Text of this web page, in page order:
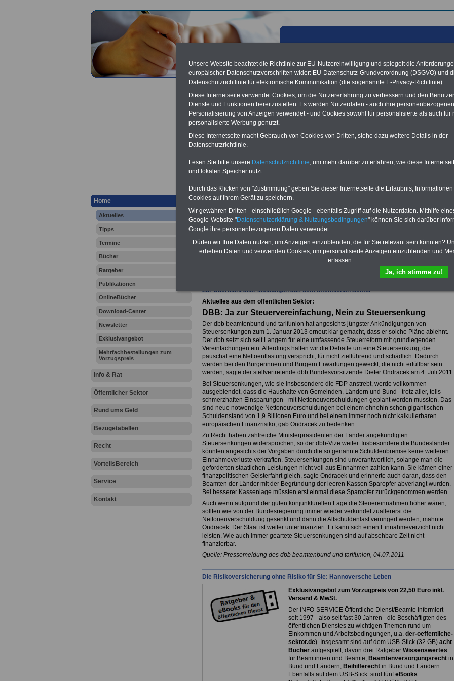
Home
Aktuelles
Tipps
Termine
Bücher
Ratgeber
Publikationen
OnlineBücher
Download-Center
Newsletter
Exklusivangebot
Mehrfachbestellungen zum
Vorzugspreis
Info & Rat
Öffentlicher Sektor
Rund ums Geld
Bezügetabellen
Recht
VorteilsBereich
Service
Kontakt
Aktuelles aus der öffentlichen Verwaltung: DBB: Ja zur
Steuervereinfachung, Nein zu Steuersenkung; 04.07.2011
Vorteile für den
öffentlichen Dienst
Vergleichen und sparen:
Berufsunfähigkeitsabsicherung
-Krankenzusatzversicherung-
Online-Vergleich Gesetzliche
Krankenkassen-
Zahnzusatzversicherung-
Ihr Berufsunfähigkeitsschutz - Für den Fall der Fälle: Hannoversche Leben
Zur Übersicht aller Meldungen aus dem öffentlichen Sektor
Aktuelles aus dem öffentlichen Sektor:
DBB: Ja zur Steuervereinfachung, Nein zu Steuersenkung
Der dbb beamtenbund und tarifunion hat angesichts jüngster Ankündigungen von
Steuersenkungen zum 1. Januar 2013 erneut klar gemacht, dass er solche Pläne ablehnt.
Der dbb setzt sich seit Langem für eine umfassende Steuerreform mit grundlegenden
Vereinfachungen ein. Allerdings halten wir die Debatte um eine Steuersenkung, die
pauschal eine Nettoentlastung verspricht, für nicht zielführend und schädlich. Dadurch
werden bei den Bürgerinnen und Bürgern Erwartungen geweckt, die nicht erfüllbar sein
werden, sagte der stellvertretende dbb Bundesvorsitzende Dieter Ondracek am 4. Juli 2011.
Bei Steuersenkungen, wie sie insbesondere die FDP anstrebt, werde vollkommen
ausgeblendet, dass die Haushalte von Gemeinden, Ländern und Bund - trotz aller, teils
schmerzhaften Einsparungen - mit Nettoneuverschuldungen geplant werden mussten. Das
sind neue notwendige Nettoneuverschuldungen bei einem ohnehin schon gigantischen
Schuldenstand von 1,9 Billionen Euro und bei einem immer noch nicht kalkulierbaren
europäischen Finanzrisiko, gab Ondracek zu bedenken.
Zu Recht haben zahlreiche Ministerpräsidenten der Länder angekündigten
Steuersenkungen widersprochen, so der dbb-Vize weiter. Insbesondere die Bundesländer
könnten angesichts der Vorgaben durch die so genannte Schuldenbremse keine weiteren
Einnahmeverluste verkraften. Steuersenkungen sind unverantwortlich, solange man die
geforderten staatlichen Leistungen nicht voll aus Einnahmen zahlen kann. Sie kämen einer
finanzpolitischen Geisterfahrt gleich, sagte Ondracek und erinnerte auch daran, dass den
Beamten der Länder mit der Begründung der leeren Kassen Sparopfer abverlangt wurden.
Bei besserer Kassenlage müssten erst einmal diese Sparopfer zurückgenommen werden.
Auch wenn aufgrund der guten konjunkturellen Lage die Steuereinnahmen höher wären,
sollten wie von der Bundesregierung immer wieder verkündet zuallererst die
Nettoneuverschuldung gesenkt und dann die Altschuldenlast verringert werden, mahnte
Ondracek. Der Staat ist weiter unterfinanziert. Er kann sich einen Einnahmeverzicht nicht
leisten. Wie auch immer geartete Steuersenkungen sind auf absehbare Zeit nicht
finanzierbar.
Quelle: Pressemeldung des dbb beamtenbund und tarifunion, 04.07.2011
Die Risikoversicherung ohne Risiko für Sie: Hannoversche Leben
Exklusivangebot zum Vorzugpreis von 22,50 Euro inkl.
Versand & MwSt.
Der INFO-SERVICE Öffentliche Dienst/Beamte informiert
seit 1997 - also seit fast 30 Jahren - die Beschäftigten des
öffentlichen Dienstes zu wichtigen Themen rund um
Einkommen und Arbeitsbedingungen, u.a. der-oeffentliche-
sektor.de). Insgesamt sind auf dem USB-Stick (32 GB) acht
Bücher aufgespielt, davon drei Ratgeber Wissenswertes
für Beamtinnen und Beamte, Beamtenversorgungsrechtin
Bund und Ländern, Beihilferecht.in Bund und Ländern.
Ebenfalls auf dem USB-Stick: sind fünfeBooks:
Unsere Website beachtet die Richtlinie zur EU-Nutzereinwilligung und spiegelt die
europäischer Datenschutzvorschriften wider: EU-Datenschutz-Grundverordnung (DSGVO) und
Datenschutzrichtlinie für elektronische Kommunikation (die sogenannte E-Privacy-Richtlinie).
Diese Internetseite verwendet Cookies, um die Nutzererfahrung zu verbessern und den
Dienste und Funktionen bereitzustellen. Es werden Nutzerdaten - auch ihre
Personalisierung von Anzeigen verwendet - und Cookies sowohl für personalisierte als auch für
personalisierte Werbung genutzt.
Diese Internetseite macht Gebrauch von Cookies von Dritten, siehe dazu weitere Details in der
Datenschutzrichtlinie.
Lesen Sie bitte unsere Datenschutzrichtlinie, um mehr darüber zu erfahren, wie diese
und lokalen Speicher nutzt.
Durch das Klicken von "Zustimmung" geben Sie dieser Internetseite die Erlaubnis,
Cookies auf Ihrem Gerät zu speichern.
Wir gewähren Dritten - einschließlich Google - ebenfalls Zugriff auf die Nutzerdaten. Mithilfe
Google-Website "Datenschutzerklärung & Nutzungsbedingungen" können Sie sich darüber
Google ihre personenbezogenen Daten verwendet.
Dürfen wir Ihre Daten nutzen, um Anzeigen einzublenden, die für Sie relevant sein könnten?
erheben Daten und verwenden Cookies, um personalisierte Anzeigen einzublenden und
erfassen.
Ja, ich stimme zu!